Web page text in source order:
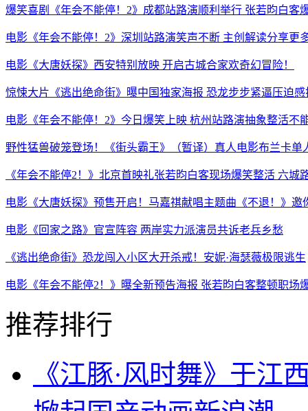
爆笑喜剧《年会不能停！2》成都站路演顺利举行 张若昀白客
电影《年会不能停！2》深圳站路演笑声不断 主创解读分享更
电影《大唐妖探》西安特别放映 开启古城合家欢奇幻冒险！
惊悚大片《逃出绝命街》曝中国独家海报 恐龙步步紧逼压迫感
电影《年会不能停！2》今日爆笑上映 杭州站路演抽象整活不
野性猛兽破笼登场！《街头霸王》（暂译）真人电影布兰卡单
《年会不能停2！》北京首映礼张若昀白客现场爆笑整活 六城
电影《大唐妖探》预售开启！马嘉祺献唱主题曲《不退！》邀
电影《回家之路》官宣阵容 两岸实力派演员共诉老兵乡愁
《逃出绝命街》恐龙闯入小区大开杀戒！安妮·海瑟薇极限逃生
电影《年会不能停2！》曝全新预告海报 张若昀白客整顿职场
推荐排行
《江豚·风时舞》于江